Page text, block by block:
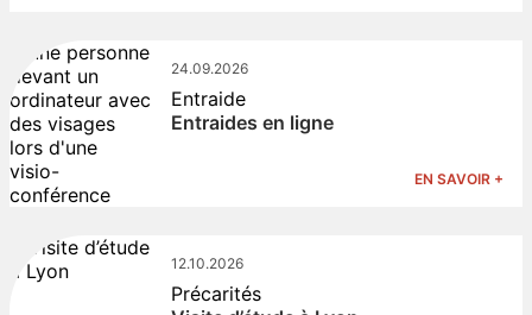
24.09.2026
Entraide
Entraides en ligne
EN SAVOIR +
12.10.2026
Précarités